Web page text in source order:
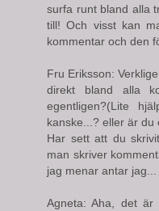
surfa runt bland alla
till! Och visst kan
kommentar och den
Fru Eriksson:
direkt bland alla
egentligen?(Lite
kanske...? eller är du
Har sett att du
man skriver
jag menar antar jag...
Agneta: Aha, det